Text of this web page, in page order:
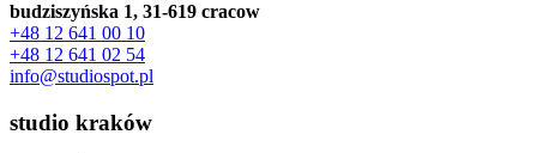
budziszyńska 1, 31-619 cracow
+48 12 641 00 10
+48 12 641 02 54
info@studiospot.pl
studio kraków